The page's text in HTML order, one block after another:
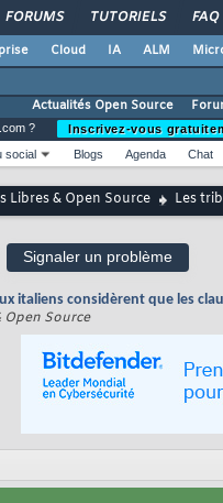
FORUMS TUTORIELS FAQ
Cloud IA ALM
Actualités Open Source
?
Inscrivez-vous
social Blogs Agenda Chat
Libres & Open Source Les
Signaler un problème
italiens considèrent que les
Open Source